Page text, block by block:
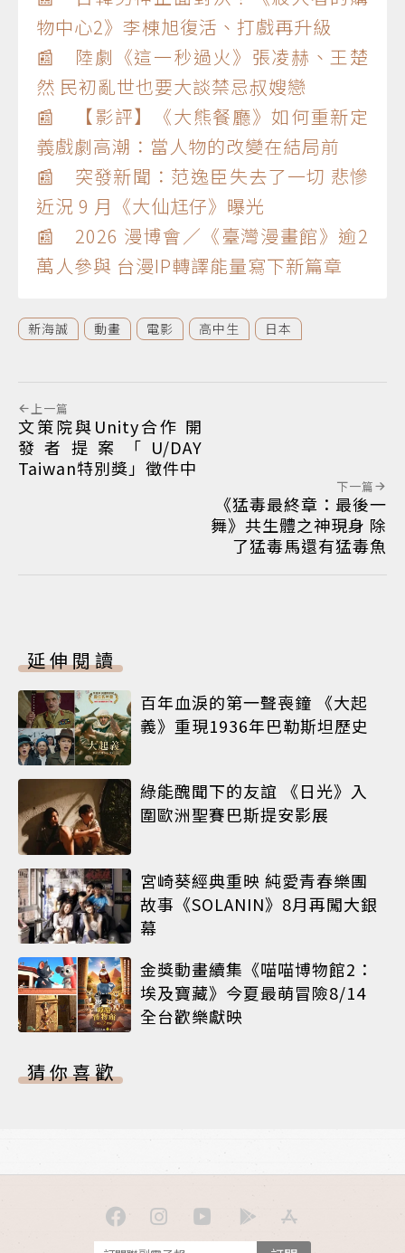
物中心2》李棟旭復活、打戲再升級
📰 陸劇《這一秒過火》張凌赫、王楚
然 民初亂世也要大談禁忌叔嫂戀
📰 【影評】《大熊餐廳》如何重新定
義戲劇高潮：當人物的改變在結局前
📰 突發新聞：范逸臣失去了一切 悲慘
近況 9 月《大仙尪仔》曝光
📰 2026 漫博會／《臺灣漫畫館》逾2
萬人參與 台漫IP轉譯能量寫下新篇章
新海誠 動畫 電影 高中生 日本
上一篇
文策院與Unity合作 開
發者提案「U/DAY
Taiwan特別獎」徵件中
下一篇
《猛毒最終章：最後一
舞》共生體之神現身 除
了猛毒馬還有猛毒魚
延伸閱讀
百年血淚的第一聲喪鐘 《大起
義》重現1936年巴勒斯坦歷史
綠能醜聞下的友誼 《日光》入
圍歐洲聖賽巴斯提安影展
宮崎葵經典重映 純愛青春樂團
故事《SOLANIN》8月再闖大銀
幕
金獎動畫續集《喵喵博物館2：
埃及寶藏》今夏最萌冒險8/14
全台歡樂獻映
猜你喜歡